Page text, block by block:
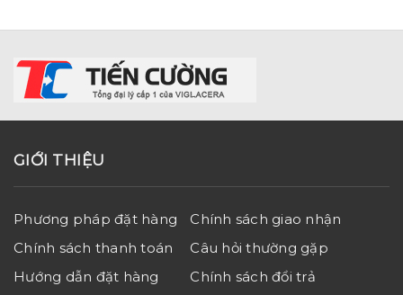
GIỚI THIỆU
Phương pháp đặt hàng
Chính sách giao nhận
Chính sách thanh toán
Câu hỏi thường gặp
Hướng dẫn đặt hàng
Chính sách đổi trả